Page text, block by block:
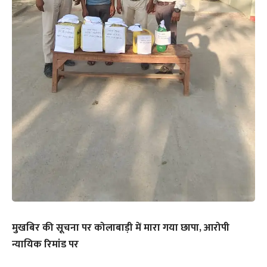
मुखबिर की सूचना पर कोलाबाड़ी में मारा गया छापा, आरोपी
न्यायिक रिमांड पर